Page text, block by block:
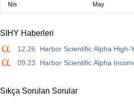
SIHY Haberleri
12.26
Harbor Scientific Alpha High-
09.23
Harbor Scientific Alpha
Sıkça Sorulan Sorular